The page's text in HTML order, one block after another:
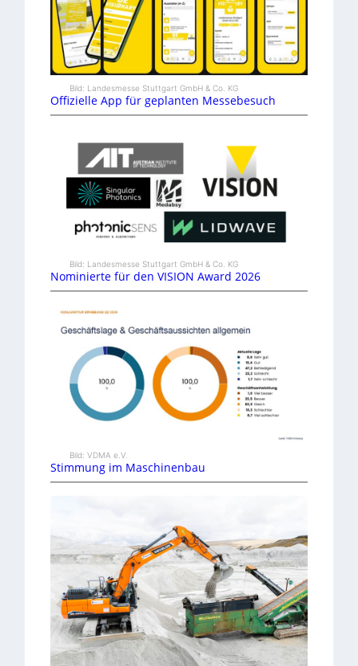
Bild: Landesmesse Stuttgart GmbH & Co. KG
Offizielle App für geplanten Messebesuch
Bild: Landesmesse Stuttgart GmbH & Co. KG
Nominierte für den VISION Award 2026
Bild: VDMA e.V.
Stimmung im Maschinenbau